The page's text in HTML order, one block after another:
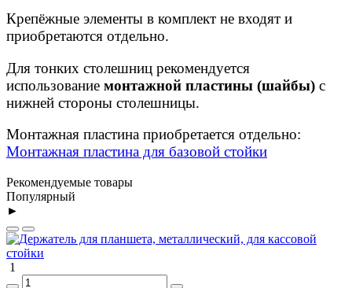
Крепёжные элементы в комплект не входят и
приобретаются отдельно.
Для тонких столешниц рекомендуется
использование монтажной пластины (шайбы) с
нижней стороны столешницы.
Монтажная пластина приобретается отдельно:
Монтажная пластина для базовой стойки
Рекомендуемые товары
Популярный
►
1